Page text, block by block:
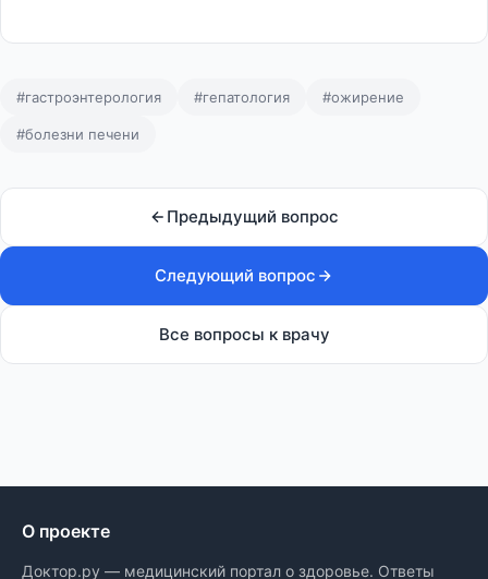
#гастроэнтерология #гепатология #ожирение
#болезни печени
Предыдущий вопрос
Следующий вопрос
Все вопросы к врачу
О проекте
Доктор.ру — медицинский портал о здоровье. Ответы